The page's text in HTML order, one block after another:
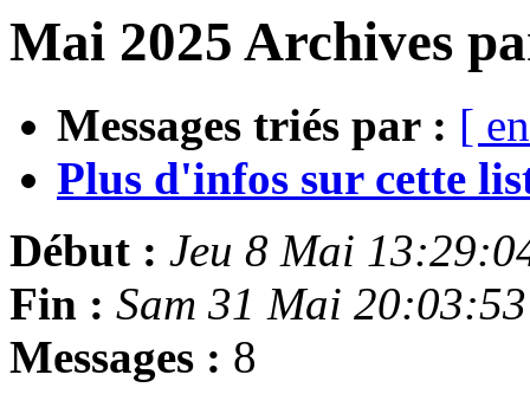
Mai 2025 Archives
Messages triés par : [
Plus d'infos sur cette
Début : Jeu 8 Mai
Fin : Sam 31 Mai
Messages : 8